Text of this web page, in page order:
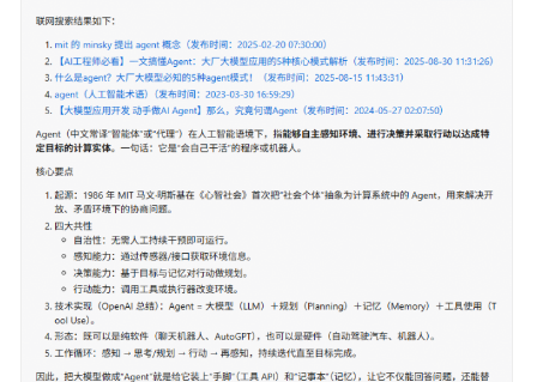
南
最
佳
实
践
AgentArts
最
佳
实
践
汇
总